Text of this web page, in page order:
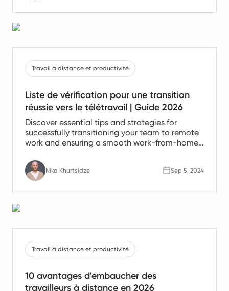
Travail à distance et productivité
Liste de vérification pour une transition
réussie vers le télétravail | Guide 2026
Discover essential tips and strategies for
successfully transitioning your team to remote
work and ensuring a smooth work-from-home
Nika Khurtsidze Sep 5, 2024
Travail à distance et productivité
10 avantages d'embaucher des
travailleurs à distance en 2026